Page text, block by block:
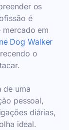
os
é
mercado em
Dog Walker
o
de uma
pessoal,
diárias,
ideal.